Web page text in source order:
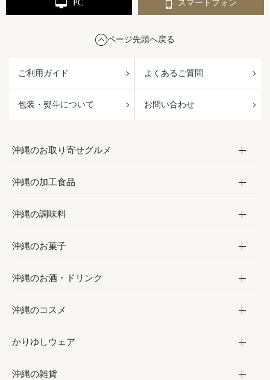
PC スマートフォン
ページ先頭へ戻る
ご利用ガイド よくあるご質問
包装・熨斗について お問い合わせ
沖縄のお取り寄せグルメ
お取り寄せグルメ
フルーツ・野菜
お肉
海産物
沖縄の加工食品
加工食品
缶詰／パウチ
沖縄料理
沖縄そば／乾麺
レトルト食品
乾物／粉類
沖縄の調味料
調味料
砂糖／黒砂糖
塩
お酢／ドレッシング
しょうゆ
沖縄のお菓子
お菓子
黒糖
ちんすこう
伝統菓子
沖縄のお酒・ドリンク
お酒・ドリンク
泡盛
ビール・チューハイ
沖縄のコスメ
コスメ
スキンケア
かりゆしウェア
かりゆしウェア
沖縄の雑貨